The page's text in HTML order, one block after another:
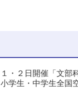
１・２日開催「文部
小学生・中学生全国